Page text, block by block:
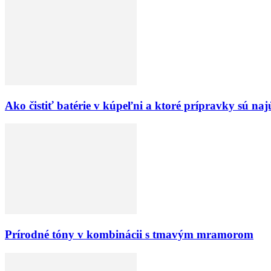
Ako čistiť batérie v kúpeľni a ktoré prípravky sú
Prírodné tóny v kombinácii s tmavým mramorom